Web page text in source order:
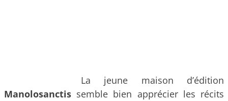
La jeune maison d’édition
Manolosanctis semble bien apprécier les récits